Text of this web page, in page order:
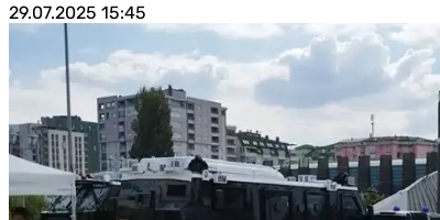
29.07.2025 15:45